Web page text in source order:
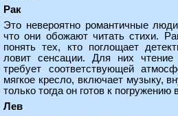
Рак
Это невероятно романтичные
что они обожают читать стихи.
понять тех, кто поглощает
ловит сенсации. Для них
требует соответствующей
мягкое кресло, включает музыку,
только тогда он готов к
Лев